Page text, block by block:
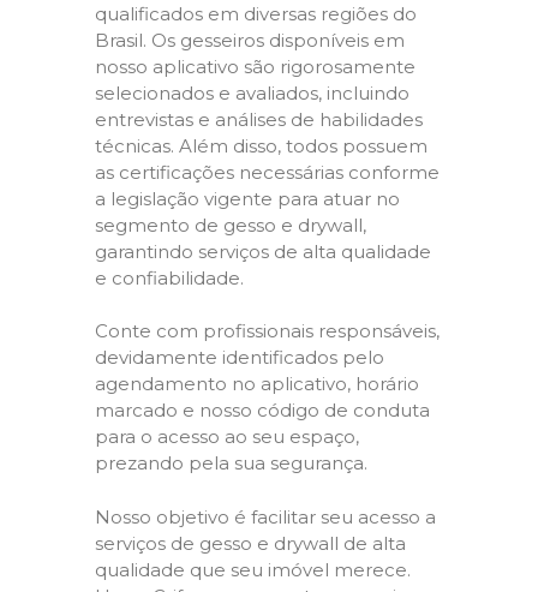
qualificados em diversas regiões do
Brasil. Os gesseiros disponíveis em
nosso aplicativo são rigorosamente
selecionados e avaliados, incluindo
entrevistas e análises de habilidades
técnicas. Além disso, todos possuem
as certificações necessárias conforme
a legislação vigente para atuar no
segmento de gesso e drywall,
garantindo serviços de alta qualidade
e confiabilidade.
Conte com profissionais responsáveis,
devidamente identificados pelo
agendamento no aplicativo, horário
marcado e nosso código de conduta
para o acesso ao seu espaço,
prezando pela sua segurança.
Nosso objetivo é facilitar seu acesso a
serviços de gesso e drywall de alta
qualidade que seu imóvel merece.